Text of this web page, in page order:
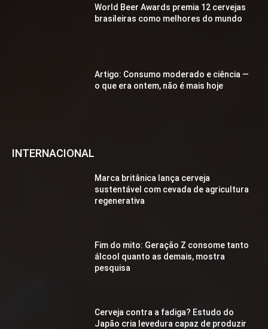
World Beer Awards premia 12 cervejas
brasileiras como melhores do mundo
Artigo: Consumo moderado e ciência —
o que era ontem, não é mais hoje
INTERNACIONAL
Marca britânica lança cerveja
sustentável com cevada de agricultura
regenerativa
Fim do mito: Geração Z consome tanto
álcool quanto as demais, mostra
pesquisa
Cerveja contra a fadiga? Estudo do
Japão cria levedura capaz de produzir